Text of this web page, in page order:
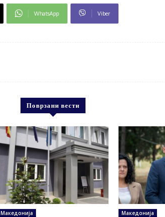
WhatsApp Viber
Поврзани вести
Македонија Македонија